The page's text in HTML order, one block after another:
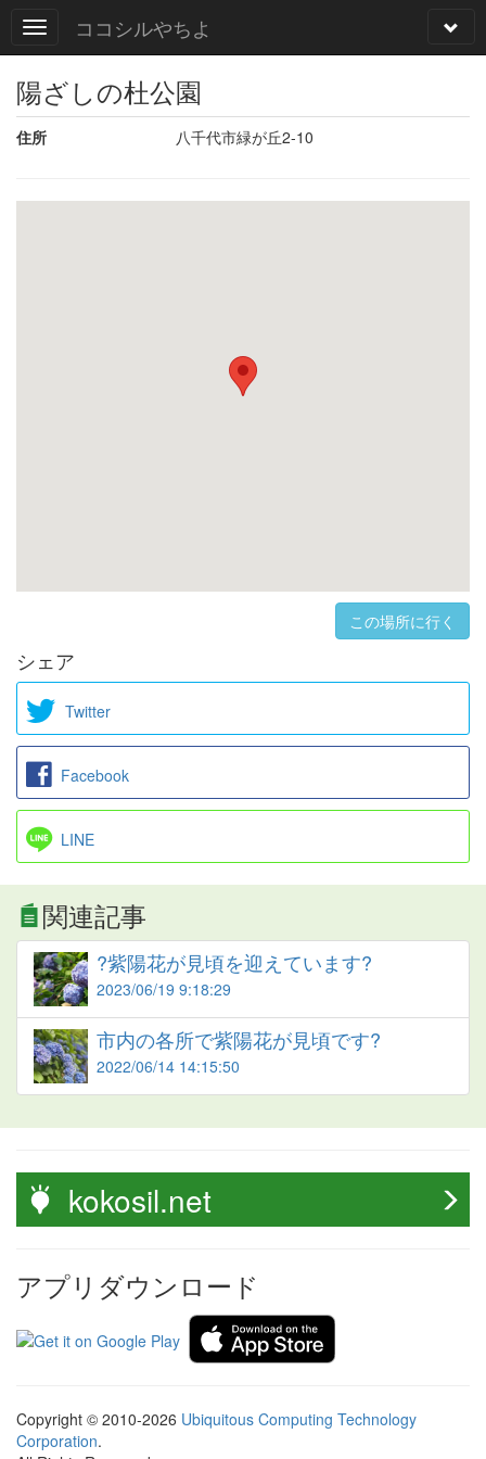
ココシルやちよ
陽ざしの杜公園
住所 八千代市緑が丘2-10
この場所に行く
シェア
Twitter
Facebook
LINE
関連記事
?紫陽花が見頃を迎えています?
2023/06/19 9:18:29
市内の各所で紫陽花が見頃です?
2022/06/14 14:15:50
kokosil.net
アプリダウンロード
Copyright © 2010-2026 Ubiquitous Computing Technology
Corporation.